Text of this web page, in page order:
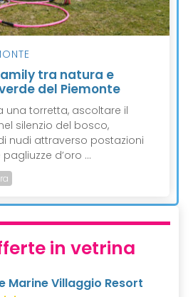
tra natura e
del Piemonte
una torretta, ascoltare il
silenzio del bosco,
nudi attraverso postazioni
d’oro ...
in vetrina
Marine Villaggio Resort